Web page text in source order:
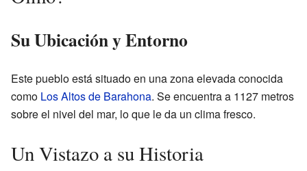
Su Ubicación y Entorno
Este pueblo está situado en una zona elevada conocida
como Los Altos de Barahona. Se encuentra a 1127 metros
sobre el nivel del mar, lo que le da un clima fresco.
Un Vistazo a su Historia